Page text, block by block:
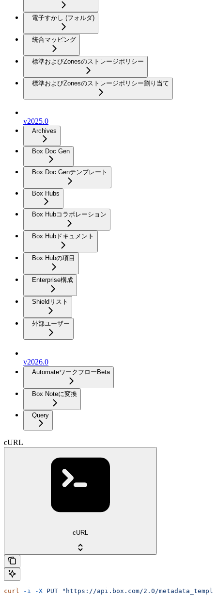
電子すかし (フォルダ)
統合マッピング
標準およびZonesのストレージポリシー
標準およびZonesのストレージポリシー割り当て
v2025.0
Archives
Box Doc Gen
Box Doc Genテンプレート
Box Hubs
Box Hubコラボレーション
Box Hubドキュメント
Box Hubの項目
Enterprise構成
Shieldリスト
外部ユーザー
v2026.0
Automateワークフロー Beta
Box Noteに変換
Query
cURL
cURL
curl -i -X PUT "https://api.box.com/2.0/